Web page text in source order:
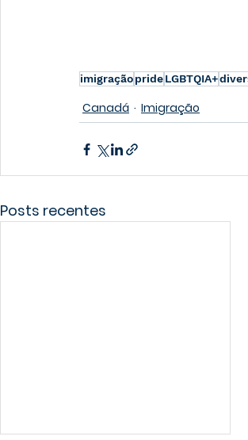
imigraçãoprideLGBTQIA+
Canadá Imigração
Posts recentes